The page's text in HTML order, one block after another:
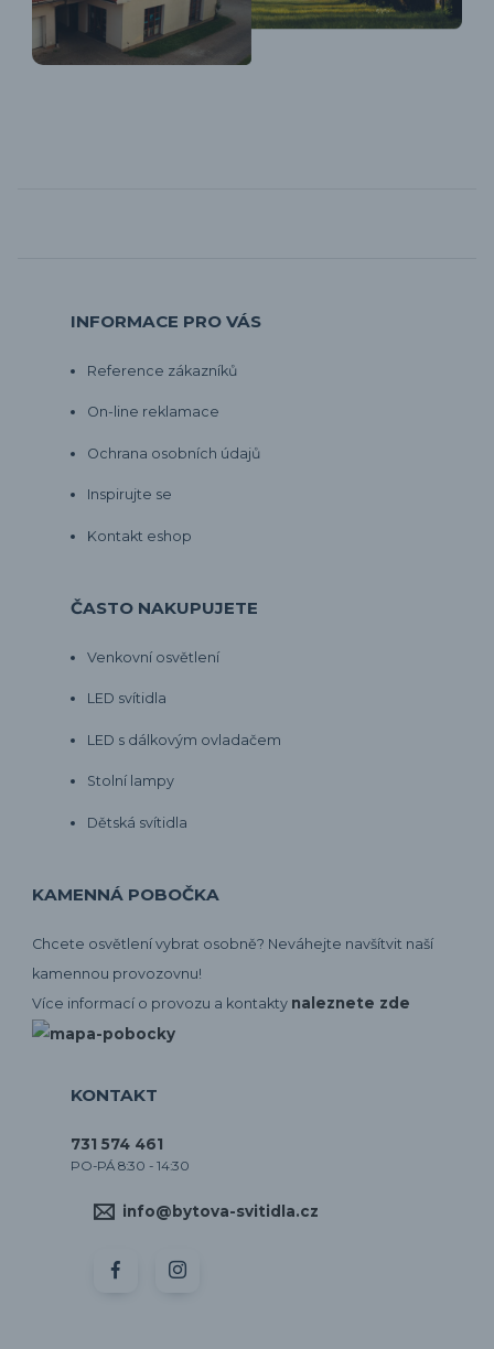
INFORMACE PRO VÁS
Reference zákazníků
On-line reklamace
Ochrana osobních údajů
Inspirujte se
Kontakt eshop
ČASTO NAKUPUJETE
Venkovní osvětlení
LED svítidla
LED s dálkovým ovladačem
Stolní lampy
Dětská svítidla
KAMENNÁ POBOČKA
Chcete osvětlení vybrat osobně? Neváhejte navšítvit naší
kamennou provozovnu!
Více informací o provozu a kontakty naleznete zde
KONTAKT
731 574 461
PO-PÁ 8:30 - 14:30
info@bytova-svitidla.cz